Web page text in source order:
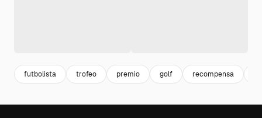
futbolista trofeo premio golf recompensa